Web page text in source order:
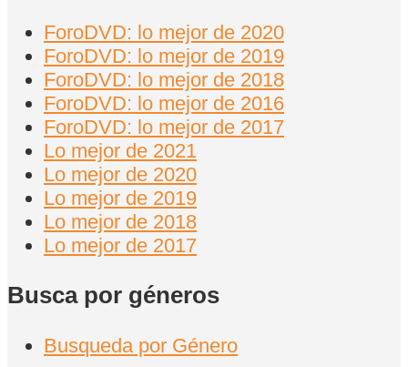
ForoDVD: lo mejor de 2020
ForoDVD: lo mejor de 2019
ForoDVD: lo mejor de 2018
ForoDVD: lo mejor de 2016
ForoDVD: lo mejor de 2017
Lo mejor de 2021
Lo mejor de 2020
Lo mejor de 2019
Lo mejor de 2018
Lo mejor de 2017
Busca por géneros
Busqueda por Género